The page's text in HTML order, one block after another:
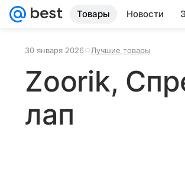
Товары Новости
30 января 2026 Лучшие товары
Zoorik,
лап